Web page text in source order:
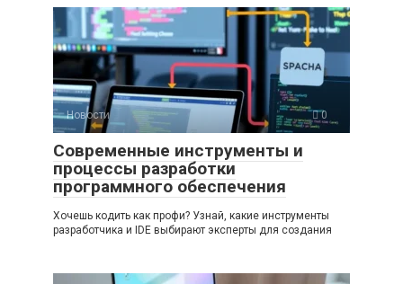
Новости 0
Современные инструменты и
процессы разработки
программного обеспечения
Хочешь кодить как профи? Узнай, какие инструменты
разработчика и IDE выбирают эксперты для создания